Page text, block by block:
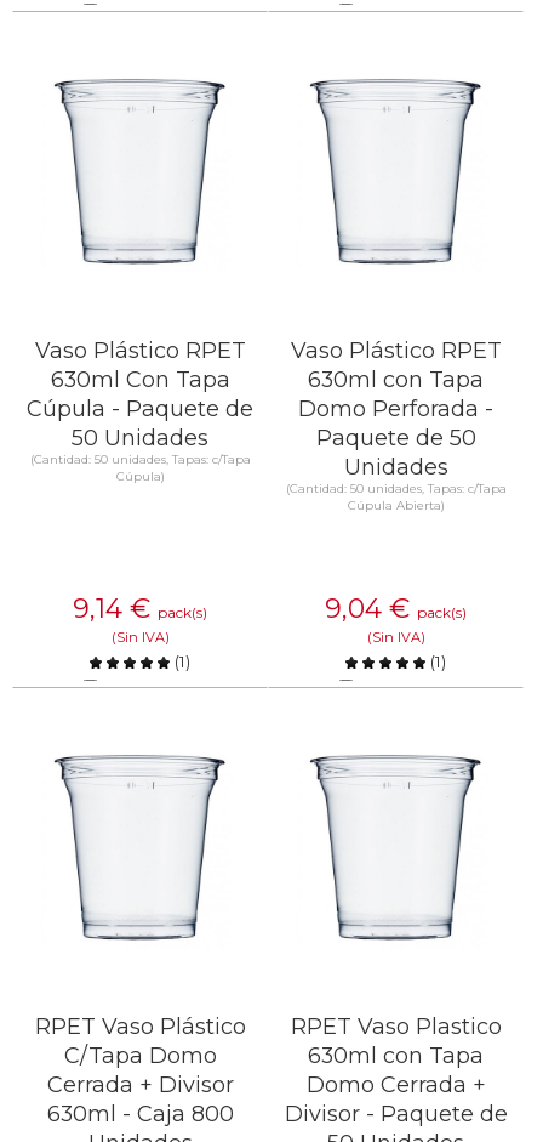
Comparar Comparar
Vaso Plástico RPET
630ml Con Tapa
Cúpula - Paquete de
50 Unidades
(Cantidad: 50 unidades, Tapas: c/Tapa
Cúpula)
9,14 € pack(s)
(Sin IVA)
(1)
Comparar
Vaso Plástico RPET
630ml con Tapa
Domo Perforada -
Paquete de 50
Unidades
(Cantidad: 50 unidades, Tapas: c/Tapa
Cúpula Abierta)
9,04 € pack(s)
(Sin IVA)
(1)
Comparar
RPET Vaso Plástico
C/Tapa Domo
Cerrada + Divisor
630ml - Caja 800
RPET Vaso Plastico
630ml con Tapa
Domo Cerrada +
Divisor - Paquete de